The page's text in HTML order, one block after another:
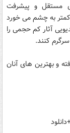
مستقل و پیشرفت
کمتر به چشم می خورد
آثار کم حجمی را
کنند.
و بهترین های آنان